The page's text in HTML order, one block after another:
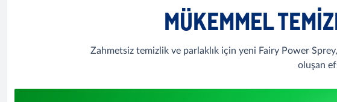
MÜKEMMEL
Zahmetsiz temizlik ve parlaklık için yeni Fairy Power
oluşan